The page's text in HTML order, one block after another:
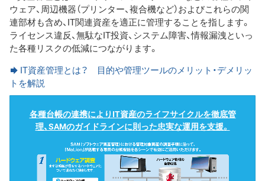
ウェア、周辺機器（プリンター、複合機など）およびこれらの関
連部材も含め、IT関連資産を適正に管理することを指します。
ライセンス違反、無駄なIT投資、システム障害、情報漏洩といっ
た各種リスクの低減につながります。
IT資産管理とは？ 目的や管理ツールのメリット・デメリッ
トを解説
各種台帳の連携によりIT資産のライフサイクルを徹底管
理、SAMのガイドラインに則った忠実な運用を支援。